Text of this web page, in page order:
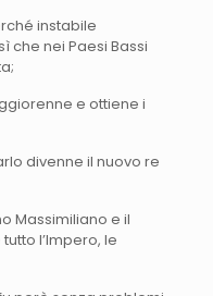
instabile
che nei Paesi Bassi
e ottiene i
divenne il nuovo re
Massimiliano e il
l’Impero, le